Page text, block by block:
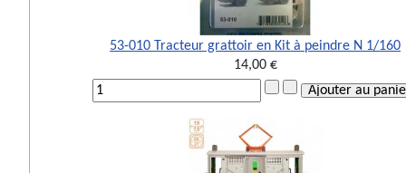
53-010 Tracteur grattoir en Kit à peindre N 1/160
14,00 €